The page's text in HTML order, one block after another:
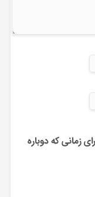
زمانی که دوباره